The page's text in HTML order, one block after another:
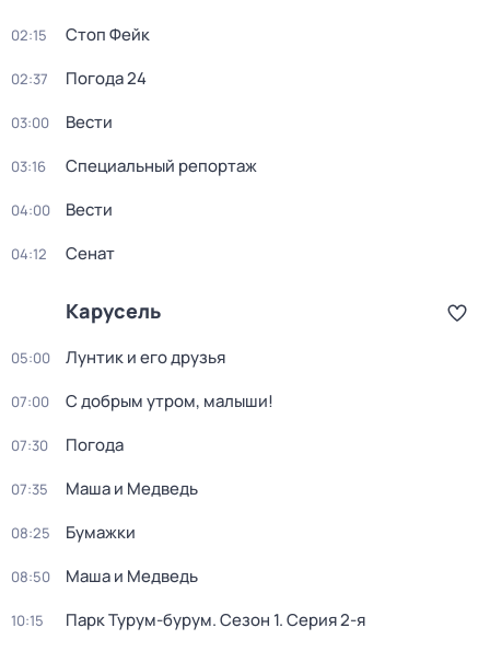
02:15 Стоп Фейк
02:37 Погода 24
03:00 Вести
03:16 Специальный репортаж
04:00 Вести
04:12 Сенат
Карусель
05:00 Лунтик и его друзья
07:00 С добрым утром, малыши!
07:30 Погода
07:35 Маша и Медведь
08:25 Бумажки
08:50 Маша и Медведь
10:15 Парк Турум-бурум. Сезон 1. Серия 2-я